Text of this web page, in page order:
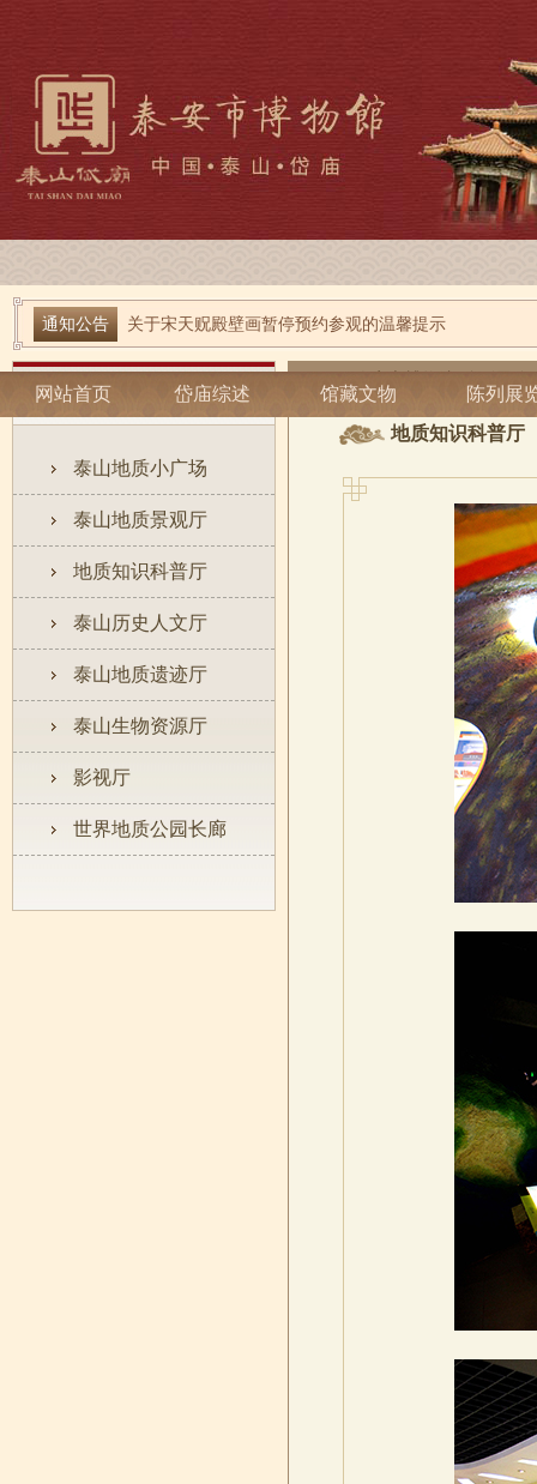
网站首页 岱庙综述 馆藏文物 陈列展
通知公告
端午寻古趣 雅俗话安康| 岱庙2026端午节系列活动
关于宋天贶殿壁画暂停预约参观的温馨提示
地质知识科普厅
泰山地质小广场
泰山地质景观厅
地质知识科普厅
泰山历史人文厅
泰山地质遗迹厅
泰山生物资源厅
影视厅
世界地质公园长廊
地质知识科普厅